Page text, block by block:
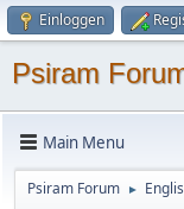
Einloggen
Psiram
Main Menu
Psiram Forum ►